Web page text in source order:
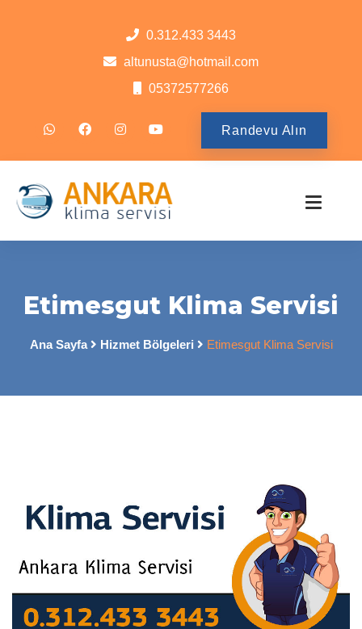
0.312.433 3443
altunusta@hotmail.com
05372577266
Randevu Alın
Etimesgut Klima Servisi
Ana Sayfa Hizmet Bölgeleri Etimesgut Klima Servisi